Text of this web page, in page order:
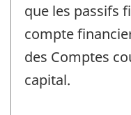
que les passifs
compte
des Comptes
capital.